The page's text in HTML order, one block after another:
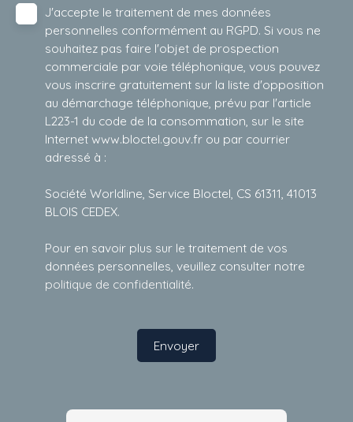
J'accepte le traitement de mes données
personnelles conformément au RGPD. Si vous ne
souhaitez pas faire l'objet de prospection
commerciale par voie téléphonique, vous pouvez
vous inscrire gratuitement sur la liste d'opposition
au démarchage téléphonique, prévu par l'article
L223-1 du code de la consommation, sur le site
Internet www.bloctel.gouv.fr ou par courrier
adressé à :
Société Worldline, Service Bloctel, CS 61311, 41013
BLOIS CEDEX.
Pour en savoir plus sur le traitement de vos
données personnelles, veuillez consulter notre
politique de confidentialité.
Envoyer